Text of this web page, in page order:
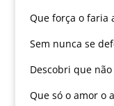
Que força o faria
Sem nunca se
Descobri que
Que só o amor o